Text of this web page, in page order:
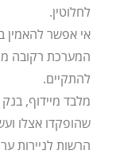
לחלוטין.
אי אפשר להאמין
המערכת רקובה
להתקיים.
מלבד מיידוף, בנק
שהופקדו אצלו
הרשות לניירות